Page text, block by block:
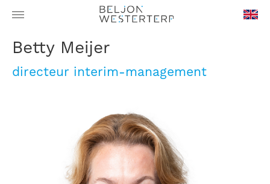
Betty Meijer
directeur interim-management